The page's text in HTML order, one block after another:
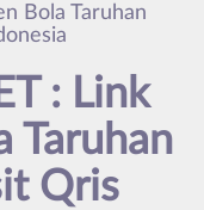
Bola Taruhan
: Link
Taruhan
Qris